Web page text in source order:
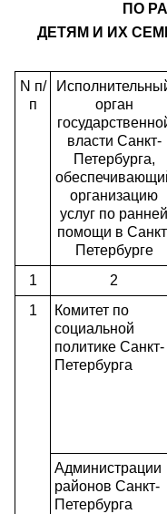
ПО
ДЕТЯМ И ИХ
N п/
п
орган
власти Санкт-
Петербурга,
организацию
услуг по ранней
помощи в
Петербурге
1
2
1
Комитет по
социальной
политике Санкт-
Петербурга
Администрации
районов Санкт-
Петербурга